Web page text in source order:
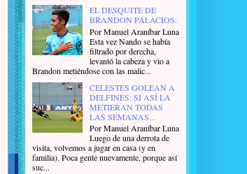
EL DESQUITE DE
BRANDON PALACIOS.
Por Manuel Araníbar Luna
Esta vez Nando se había
filtrado por derecha,
levantó la cabeza y vio a
Brandon metiéndose con las malic...
CELESTES GOLEAN A
DELFINES: SI ASÍ LA
METIERAN TODAS
LAS SEMANAS...
Por Manuel Araníbar Luna
Luego de una derrota de
visita, volvemos a jugar en casa (y en
familia). Poca gente nuevamente, porque así
suc...